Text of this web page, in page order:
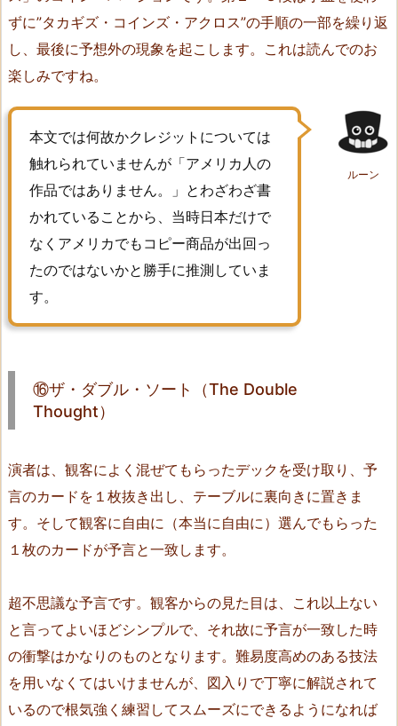
–
f
t
T
r
u
m
p
h）
1
ジ・
オ
エ
ル・
コ
ン
ズ
（T
e
O
ずに”タカギズ・コインズ・アクロス”の手順の一部を繰り返
し、最後に予想外の現象を起こします。これは読んでのお
楽しみですね。
ルーン
本文では何故かクレジットについては
触れられていませんが「アメリカ人の
作品ではありません。」とわざわざ書
かれていることから、当時日本だけで
なくアメリカでもコピー商品が出回っ
たのではないかと勝手に推測していま
す。
⑯ザ・ダブル・ソート（The Double
Thought）
演者は、観客によく混ぜてもらったデックを受け取り、予
言のカードを１枚抜き出し、テーブルに裏向きに置きま
す。そして観客に自由に（本当に自由に）選んでもらった
１枚のカードが予言と一致します。
超不思議な予言です。観客からの見た目は、これ以上ない
と言ってよいほどシンプルで、それ故に予言が一致した時
の衝撃はかなりのものとなります。難易度高めのある技法
を用いなくてはいけませんが、図入りで丁寧に解説されて
いるので根気強く練習してスムーズにできるようになれば